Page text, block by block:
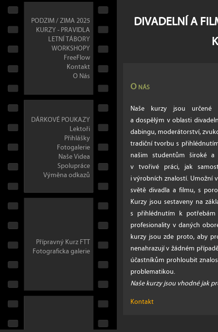
PODZIM / ZIMA 2025
KURZY - PRAVIDLA
LETNÍ TÁBORY
WORKSHOPY
FreeFlow
Kontakt
O Nás
DÁRKOVÉ POUKAZY
Lektoři
Přihlášky
Fotogalerie
Naše Videa
Spolupráce
Výměna odkazů
Přípravný Kurz FTT
Fotograficka galerie
DIVADELNÍ A
O nás
Naše kurzy jsou určené
a dospělým v oblasti
dabingu, moderátorství,
tradiční tvorbu s
našim studentům široké
v tvořivé práci, jak
i výrobních znalostí. Umožní
světě divadla a filmu, s
Kurzy jsou sestaveny na
s přihlédnutím k potřebám
profesionality v daných
kurzy jsou zde proto, aby
nenahrazují v žádném
účastníkům prohloubit
problematikou.
Naše kurzy jsou vhodné jak
Kontakt